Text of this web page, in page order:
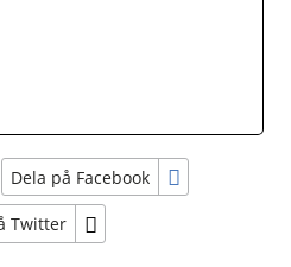
Dela på Facebook
Twitter